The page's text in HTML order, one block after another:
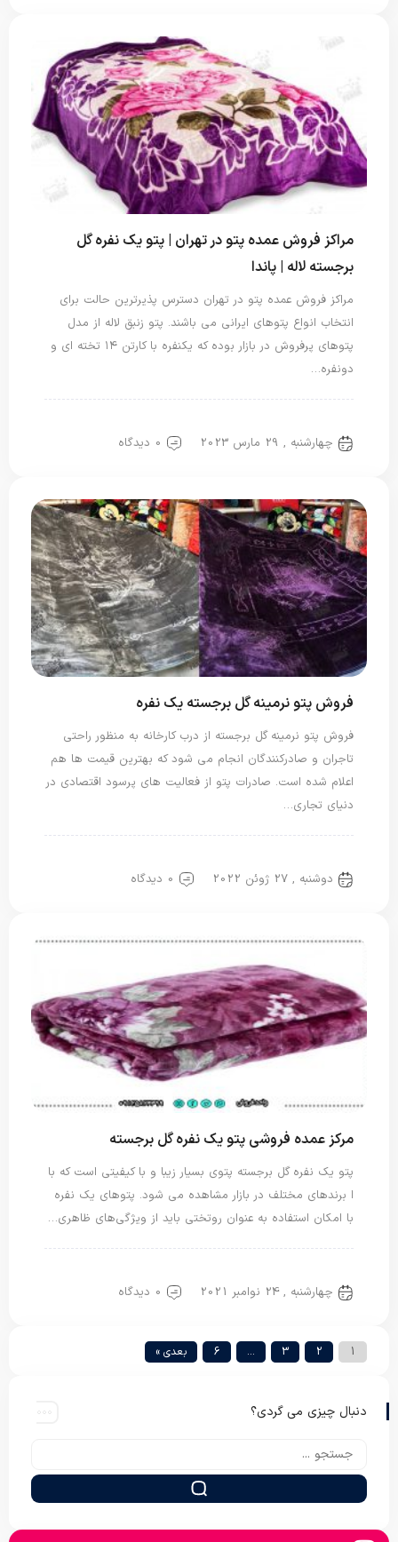
مراکز فروش عمده پتو در تهران | پتو یک نفره گل
برجسته لاله | پاندا
مراکز فروش عمده پتو در تهران دسترس پذیرترین حالت برای
انتخاب انواع پتوهای ایرانی می باشند. پتو زنبق لاله از مدل
پتوهای پرفروش در بازار بوده که یکنفره با کارتن ۱۴ تخته ای و
دونفره…
چهارشنبه , 29 مارس 2023 0 دیدگاه
فروش پتو نرمینه گل برجسته یک نفره
فروش پتو نرمینه گل برجسته از درب کارخانه به منظور راحتی
تاجران و صادرکنندگان انجام می شود که بهترین قیمت ها هم
اعلام شده است. صادرات پتو از فعالیت های پرسود اقتصادی در
دنیای تجاری…
دوشنبه , 27 ژوئن 2022 0 دیدگاه
مرکز عمده فروشی پتو یک نفره گل برجسته
پتو یک نفره گل برجسته پتوی بسیار زیبا و با کیفیتی است که با
ا برندهای مختلف در بازار مشاهده می شود. پتوهای یک نفره
با امکان استفاده به عنوان روتختی باید از ویژگی‌های ظاهری…
چهارشنبه , 24 نوامبر 2021 0 دیدگاه
1
2
3
…
6 بعدی »
دنبال چیزی می گردی؟